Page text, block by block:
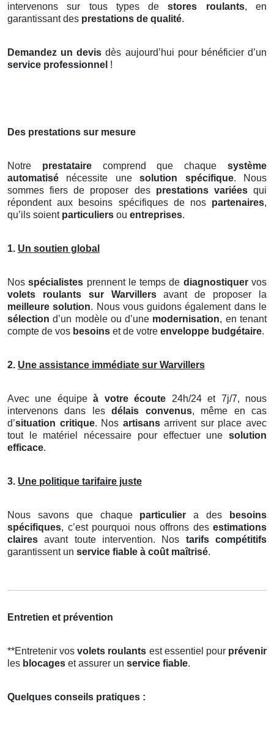
intervenons sur tous types destores roulants, en
garantissant des prestations de qualité.
Demandez un devis dès aujourd’hui pour bénéficier d’un
service professionnel !
Des prestations sur mesure
Notre prestatairecomprend que chaquesystème
automatisé nécessite unesolution spécifique. Nous
sommes fiers de proposer des prestations variéesqui
répondent aux besoins spécifiques de nos partenaires,
qu’ils soient particuliers ou entreprises.
1. Un soutien global
Nosspécialistes prennent le temps de diagnostiquervos
volets roulants
sur Warvillersavant de proposer la
meilleure solution. Nous vous guidons également dans le
sélection d’un modèle ou d’une modernisation, en tenant
compte de vos besoins et de votre enveloppe budgétaire.
2. Une assistance immédiate sur Warvillers
Avec une équipeà votre écoute 24h/24 et 7j/7, nous
intervenons dans lesdélais convenus, même en cas
d’situation critique. Nos artisansarrivent sur place avec
tout le matériel nécessaire pour effectuer une solution
efficace.
3. Une politique tarifaire juste
Nous savons que chaque particulier a des
besoins
spécifiques, c’est pourquoi nous offrons des estimations
claires avant toute intervention. Nos tarifs compétitifs
garantissent un service fiable à coût maîtrisé.
Entretien et prévention
**Entretenir vosvolets roulants est essentiel pour prévenir
les blocages et assurer un service fiable.
Quelques conseils pratiques :